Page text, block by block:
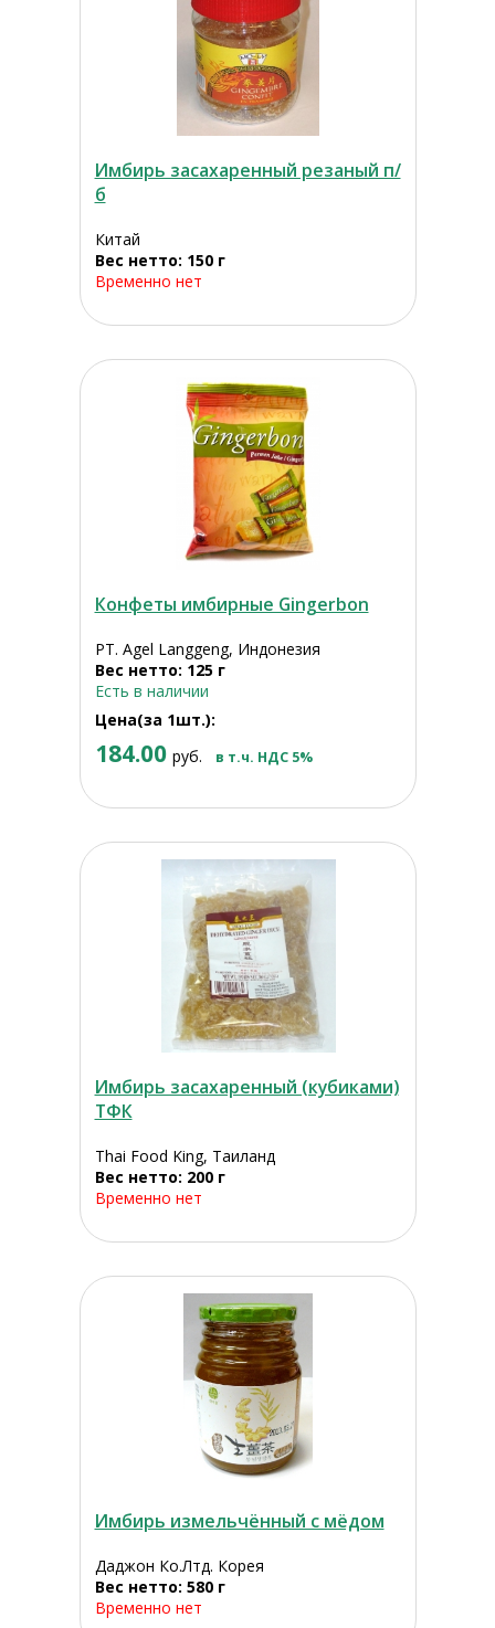
Имбирь засахаренный резаный п/
б
Китай
Вес нетто: 150 г
Временно нет
Конфеты имбирные Gingerbon
PT. Agel Langgeng, Индонезия
Вес нетто: 125 г
Есть в наличии
Цена(за 1шт.):
184.00 руб. в т.ч. НДС 5%
Имбирь засахаренный (кубиками)
ТФК
Thai Food King, Таиланд
Вес нетто: 200 г
Временно нет
Имбирь измельчённый с мёдом
Даджон Ко.Лтд. Корея
Вес нетто: 580 г
Временно нет